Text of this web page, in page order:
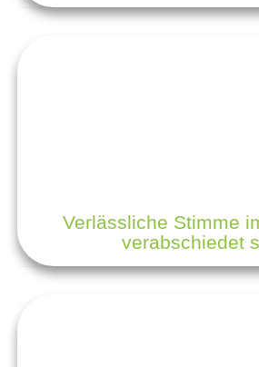
Verlässliche Stimme
verabschiedet